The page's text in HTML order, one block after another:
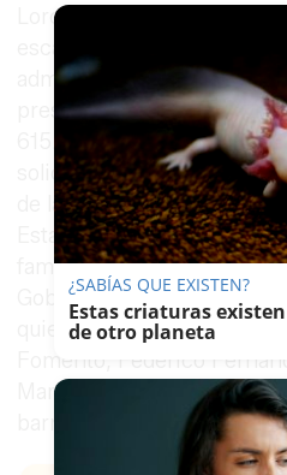
Lorca, Lagar y San
administración
presupuesto para esta
615.000 euros, apunta a
solicitud para demandar
de la ciudad sigue abierto
Estas actuaciones van a
familias de la ciudad,
Gobierno de la Junta en
quien acompañado por el
Fomento, Federico
Mamen Sánchez, visitó
barriada jerezana.
¿SABÍAS QUE EXISTEN?
Estas criaturas
de otro planeta